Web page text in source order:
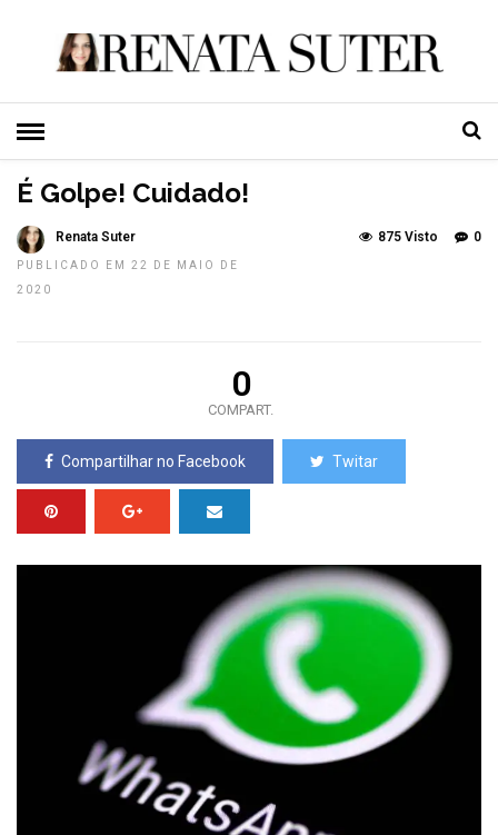
HOME»TOP NEWS
É Golpe! Cuidado!
Renata Suter
PUBLICADO EM 22 DE MAIO DE
2020
0
875 Visto
0
COMPART.
Compartilhar no Facebook Twitar